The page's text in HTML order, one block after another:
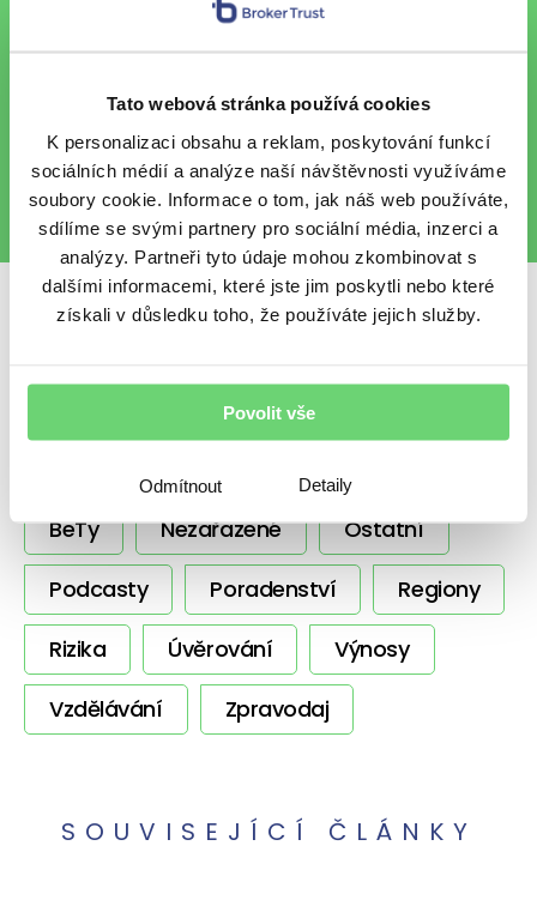
Detaily
Tato webová stránka používá cookies
K personalizaci obsahu a reklam, poskytování funkcí
sociálních médií a analýze naší návštěvnosti využíváme
soubory cookie. Informace o tom, jak náš web používáte,
sdílíme se svými partnery pro sociální média, inzerci a
analýzy. Partneři tyto údaje mohou zkombinovat s
dalšími informacemi, které jste jim poskytli nebo které
získali v důsledku toho, že používáte jejich služby.
Povolit vše
Odmítnout
finančního světa e-mailem.
Sdílet s přáteli
BeTy Nezařazené
Ostatní
Podcasty
Poradenství
Regiony
Rizika
Úvěrování
Výnosy
Vzdělávání
Zpravodaj
SOUVISEJÍCÍ ČLÁNKY